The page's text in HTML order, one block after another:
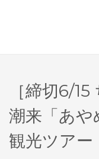
［締切6/
潮来「あや
観光ツアー